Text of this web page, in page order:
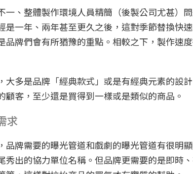
一、整體製作環境人員精簡（後製公司尤甚）
一年、兩年甚至更久之後，這對季節替換快
品牌們會有所猶豫的重點。相較之下，製作速
多是品牌「經典款式」或是有經典元素的設
客，至少還是買得到一樣或是類似的商品。
求
品牌需要的曝光管道和戲劇的曝光管道有很明
出的協力單位名稱。但品牌更需要的是即時